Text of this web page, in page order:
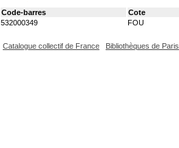
Code-barres Cote
532000349
FOU
Catalogue collectif de France Bibliothèques de Paris